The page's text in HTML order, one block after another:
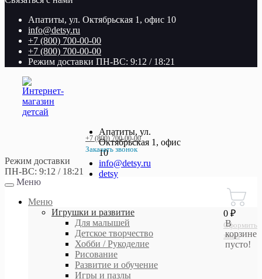
Апатиты, ул. Октябрьская 1, офис 10
info@detsy.ru
+7 (800) 700-00-00
+7 (800) 700-00-00
Режим доставки ПН-ВС: 9:12 / 18:21
+7 (800) 700-00-00
Заказать звонок
+7 (800) 700-00-00
Апатиты, ул.
Октябрьская 1, офис
10
info@detsy.ru
detsy
Режим доставки
ПН-ВС: 9:12 / 18:21
В
корзине
пусто!
0 ₽
Оформить
заказ
Меню
Меню
Игрушки и развитие
Для малышей
Детское творчество
Хобби / Рукоделие
Рисование
Развитие и обучение
Игры и пазлы